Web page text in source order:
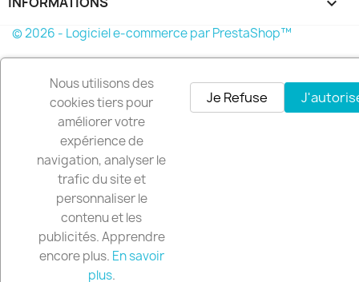
© 2026 - Logiciel e-commerce par PrestaShop™
Nous utilisons des
cookies tiers pour
améliorer votre
expérience de
navigation, analyser le
trafic du site et
personnaliser le
contenu et les
publicités. Apprendre
encore plus. En savoir
plus.
Je Refuse